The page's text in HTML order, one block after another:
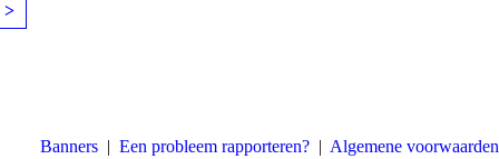
>
Banners | Een probleem rapporteren? | Algemene voorwaarden